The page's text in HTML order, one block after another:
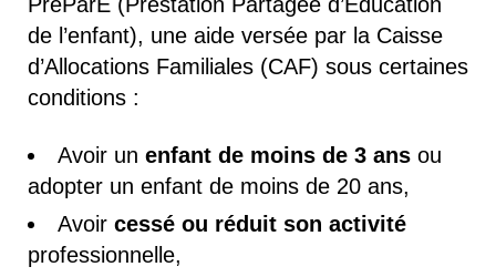
de l’enfant), une aide versée par la Caisse
d’Allocations Familiales (CAF) sous certaines
conditions :
Avoir un enfant de moins de 3 ans ou
adopter un enfant de moins de 20 ans,
Avoir cessé ou réduit son activité
professionnelle,